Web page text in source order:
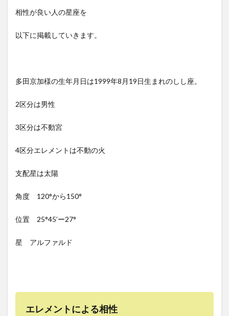
相性が良い人の星座を
以下に掲載していきます。
多田京加様の生年月日は1999年8月19日生まれのしし座。
2区分は男性
3区分は不動宮
4区分エレメントは不動の火
支配星は太陽
角度 120°から150°
位置 25°45’ー27°
星 アルファルド
エレメントによる相性